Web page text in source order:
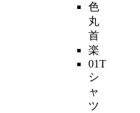
色
丸
首
楽
01T
シ
ャ
ツ